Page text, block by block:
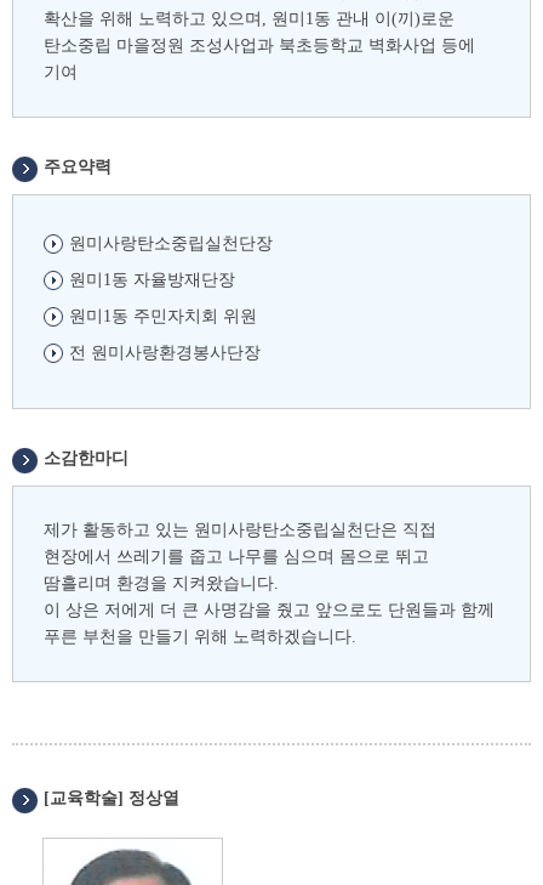
확산을 위해 노력하고 있으며, 원미1동 관내 이(끼)로운
탄소중립 마을정원 조성사업과 북초등학교 벽화사업 등에
기여
주요약력
원미사랑탄소중립실천단장
원미1동 자율방재단장
원미1동 주민자치회 위원
전 원미사랑환경봉사단장
소감한마디
제가 활동하고 있는 원미사랑탄소중립실천단은 직접
현장에서 쓰레기를 줍고 나무를 심으며 몸으로 뛰고
땀흘리며 환경을 지켜왔습니다.
이 상은 저에게 더 큰 사명감을 줬고 앞으로도 단원들과 함께
푸른 부천을 만들기 위해 노력하겠습니다.
[교육학술] 정상열